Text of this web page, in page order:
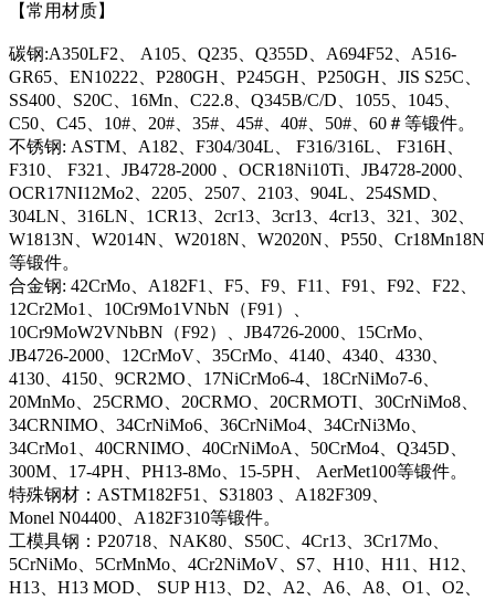
【常用材质】
碳钢:A350LF2、 A105、Q235、Q355D、A694F52、A516-
GR65、EN10222、P280GH、P245GH、P250GH、JIS S25C、
SS400、S20C、16Mn、C22.8、Q345B/C/D、1055、1045、
C50、C45、10#、20#、35#、45#、40#、50#、60＃等锻件。
不锈钢: ASTM、A182、F304/304L、 F316/316L、 F316H、
F310、 F321、JB4728-2000 、OCR18Ni10Ti、JB4728-2000、
OCR17NI12Mo2、2205、2507、2103、904L、254SMD、
304LN、316LN、1CR13、2cr13、3cr13、4cr13、321、302、
W1813N、W2014N、W2018N、W2020N、P550、Cr18Mn18N
等锻件。
合金钢: 42CrMo、A182F1、F5、F9、F11、F91、F92、F22、
12Cr2Mo1、10Cr9Mo1VNbN（F91）、
10Cr9MoW2VNbBN（F92）、JB4726-2000、15CrMo、
JB4726-2000、12CrMoV、35CrMo、4140、4340、4330、
4130、4150、9CR2MO、17NiCrMo6-4、18CrNiMo7-6、
20MnMo、25CRMO、20CRMO、20CRMOTI、30CrNiMo8、
34CRNIMO、34CrNiMo6、36CrNiMo4、34CrNi3Mo、
34CrMo1、40CRNIMO、40CrNiMoA、50CrMo4、Q345D、
300M、17-4PH、PH13-8Mo、15-5PH、 AerMet100等锻件。
特殊钢材：ASTM182F51、S31803 、A182F309、
Monel N04400、A182F310等锻件。
工模具钢：P20718、NAK80、S50C、4Cr13、3Cr17Mo、
5CrNiMo、5CrMnMo、4Cr2NiMoV、S7、H10、H11、H12、
H13、H13 MOD、 SUP H13、D2、A2、A6、A8、O1、O2、